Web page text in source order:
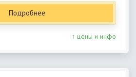
Подробнее
↑ цены и инфо